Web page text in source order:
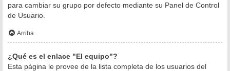
para cambiar su grupo por defecto mediante su Panel de Control
de Usuario.
Arriba
¿Qué es el enlace "El equipo"?
Esta página le provee de la lista completa de los usuarios del